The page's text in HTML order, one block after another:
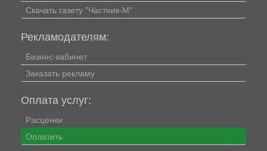
Скачать газету "Частник-М"
Рекламодателям:
Бизнес-кабинет
Заказать рекламу
Оплата услуг:
Расценки
Оплатить